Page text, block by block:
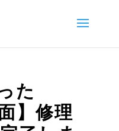
た
】修理